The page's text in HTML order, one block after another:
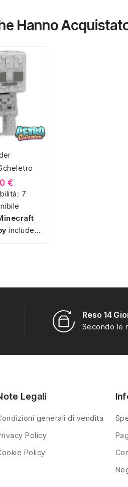
semplici
e pensate
tipica
risultando
e adatti
tematiche
con miniature
da montaree
Hanno
€
7
include
e pensate
tipica
Reso 14
Secondo le
Legali
generali di vendita
Policy
Policy